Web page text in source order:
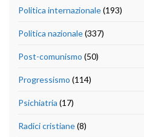
Politica internazionale(193)
Politica nazionale(337)
Post-comunismo (50)
Progressismo (114)
Psichiatria (17)
Radici cristiane(8)